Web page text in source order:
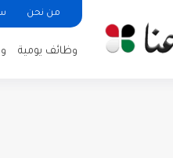
من نحن
وظائف يومية